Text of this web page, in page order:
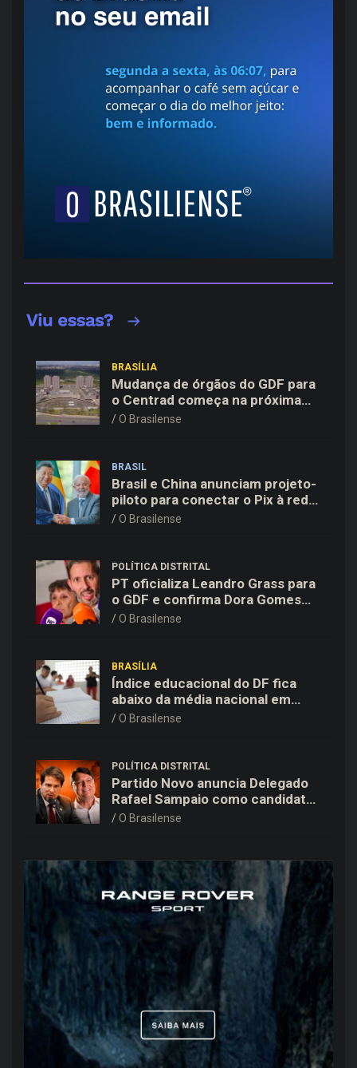
BRASÍLIA
Mudança de órgãos do GDF para
o Centrad começa na próxima
semana, anuncia Celina Leão
O Brasilense
BRASIL
Brasil e China anunciam projeto-
piloto para conectar o Pix à rede
de pagamentos chinesa
O Brasilense
POLÍTICA DISTRITAL
PT oficializa Leandro Grass para
o GDF e confirma Dora Gomes
como vice na chapa majoritária
O Brasilense
BRASÍLIA
Índice educacional do DF fica
abaixo da média nacional em
todas as etapas de ensino,
O Brasilense
POLÍTICA DISTRITAL
Partido Novo anuncia Delegado
Rafael Sampaio como candidato
a vice-governador na chapa de
O Brasilense